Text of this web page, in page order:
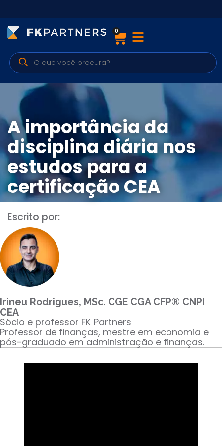
Cursos
Preparatórios Nacionais
Internacionais
Finanças & Edu. Continuada
Por atuação
Navegação
Sobre nós
Para empresas
PORTAL EAD
0
A importância da
disciplina diária nos
estudos para a
certificação CEA
Escrito por:
Irineu Rodrigues, MSc. CGE CGA CFP® CNPI
CEA
Sócio e professor FK Partners
Professor de finanças, mestre em economia e
pós-graduado em administração e finanças.